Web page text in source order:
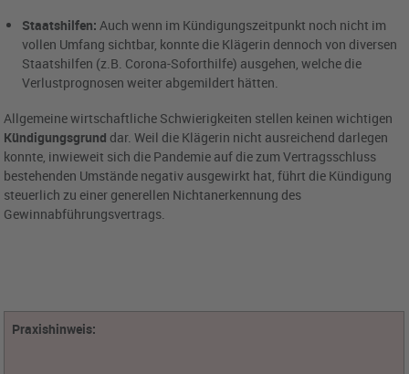
Staatshilfen: Auch wenn im Kündigungszeitpunkt noch nicht im
vollen Umfang sichtbar, konnte die Klägerin dennoch von diversen
Staatshilfen (z.B. Corona-Soforthilfe) ausgehen, welche die
Verlustprognosen weiter abgemildert hätten.
Allgemeine wirtschaftliche Schwierigkeiten stellen keinen wichtigen
Kündigungsgrund dar. Weil die Klägerin nicht ausreichend darlegen
konnte, inwieweit sich die Pandemie auf die zum Vertragsschluss
bestehenden Umstände negativ ausgewirkt hat, führt die Kündigung
steuerlich zu einer generellen Nichtanerkennung des
Gewinnabführungsvertrags.
Praxishinweis: